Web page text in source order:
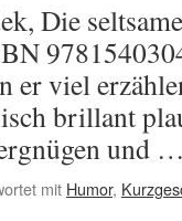
Die
er viel
brillant
und
mit Humor,